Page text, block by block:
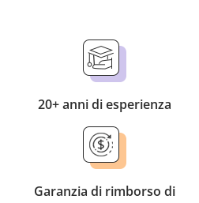
20+ anni di esperienza
Garanzia di rimborso di